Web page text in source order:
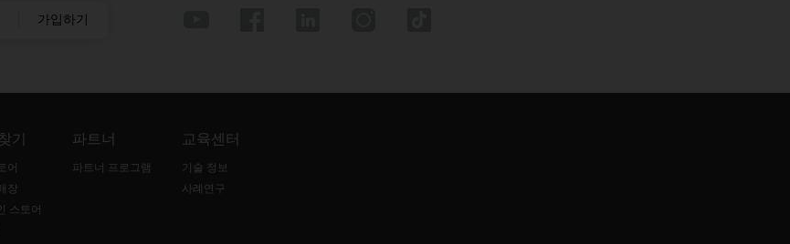
가입하기
기
어
장
스토어
파트너
파트너 프로그램
교육센터
기술 정보
사례연구